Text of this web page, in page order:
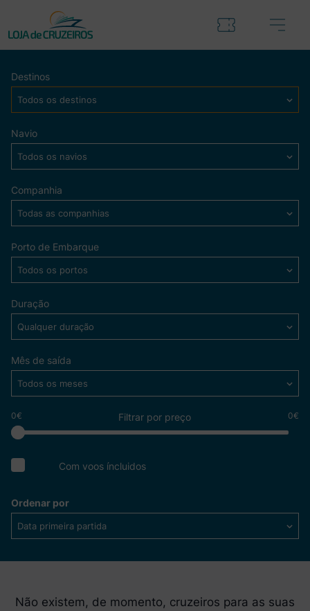
Destinos
Todos os destinos
Navio
Todos os navios
Companhia
Todas as companhias
Porto de Embarque
Todos os portos
Duração
Qualquer duração
Mês de saída
Todos os meses
0€ Filtrar por preço 0€
Com voos íncluidos
Ordenar por
Data primeira partida
Não existem, de momento, cruzeiros para as suas